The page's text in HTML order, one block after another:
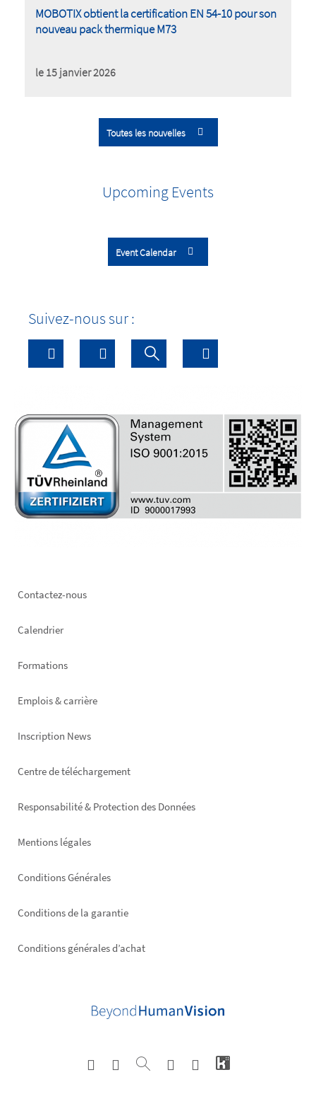
MOBOTIX obtient la certification EN 54-10 pour son
nouveau pack thermique M73
le 15 janvier 2026
Toutes les nouvelles
Upcoming Events
Event Calendar
Suivez-nous sur :
Footer
Contactez-nous
Calendrier
Formations
Emplois & carrière
Inscription News
Footer
Centre de téléchargement
Responsabilité & Protection des Données
Mentions légales
Conditions Générales
Conditions de la garantie
Conditions générales d’achat